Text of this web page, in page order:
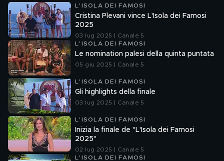
L'ISOLA DEI FAMOSI
Cristina Plevani vince L'Isola dei Famosi
2025
03 lug 2025 | Canale 5
L'ISOLA DEI FAMOSI
Le nomination palesi della quinta puntata
05 giu 2025 | Canale 5
L'ISOLA DEI FAMOSI
Gli highlights della finale
03 lug 2025 | Canale 5
L'ISOLA DEI FAMOSI
Inizia la finale de "L'Isola dei Famosi
2025"
02 lug 2025 | Canale 5
L'ISOLA DEI FAMOSI